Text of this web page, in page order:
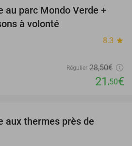
25%
au parc Mondo Verde +
à volonté
8.3 star
Régulier 28,50€
21 ,50€
aux thermes près de